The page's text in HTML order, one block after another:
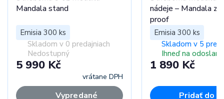
Mandala stand
Emisia 300 ks
Skladom v 0 predajniach
Nedostupný
5 990 Kč
vrátane DPH
Vypredané
nádeje – Mandala
proof
Emisia 300 ks
Skladom v 5
Ihneď na
1 890 Kč
Pridať do